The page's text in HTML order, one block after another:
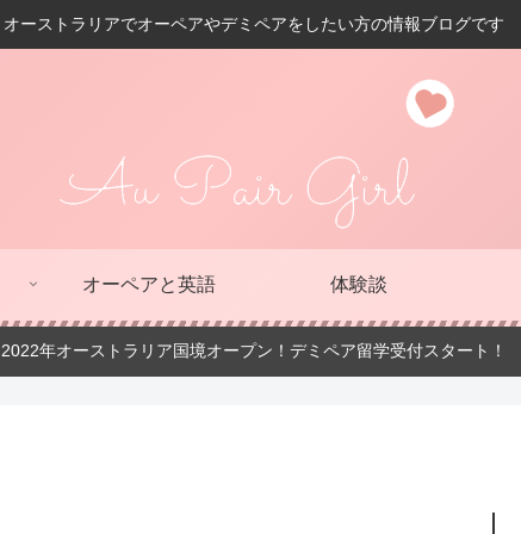
オーストラリアでオーペアやデミペアをしたい方の情報ブログです
オーペアと英語 体験談
2022年オーストラリア国境オープン！デミペア留学受付スタート！